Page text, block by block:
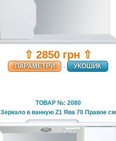
⇧ 2850 грн ⇧
ПАРАМЕТРИ - УКОШИК
ТОВАР №: 2080
Зеркало в ванную Z1 Ява 70 Правое см